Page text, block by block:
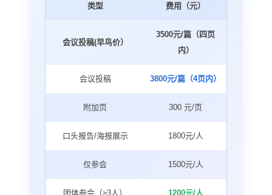
类型 费用（元）
会议投稿(早鸟价）
3500元/篇（四页
内）
会议投稿 3800元/篇（4页内）
附加页 300 元/页
口头报告/海报展示 1800元/人
仅参会 1500元/人
团体参会（≥3人） 1200元/人